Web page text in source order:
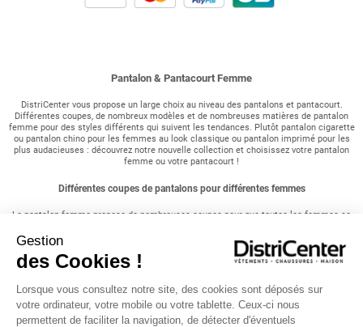
Gestion
des Cookies !
Lorsque vous consultez notre site, des cookies sont déposés sur
votre ordinateur, votre mobile ou votre tablette. Ceux-ci nous
permettent de faciliter la navigation, de détecter d'éventuels
Pantalon & Pantacourt Femme
DistriCenter vous propose un large choix au niveau des pantalons et pantacourt.
Différentes coupes, de nombreux modèles et de nombreuses matières de pantalon
femme pour des styles différents qui suivent les tendances. Plutôt pantalon cigarette
ou pantalon chino pour les femmes au look classique ou pantalon imprimé pour les
plus audacieuses : découvrez notre nouvelle collection et choisissez votre pantalon
femme ou votre pantacourt !
Différentes coupes de pantalons pour différentes femmes
Le pantalon femme propose de nombreuses coupes pour que toutes les femmes se
coupe près du corps, très ajustée au niveau des hanches et des cuisses pour un effet
allongeant. Cette coupe est aussi très présente dans les jeans et est très facile à
associer. Certaines préfèreront le skinny, encore plus resserré au niveau des chevilles
longues jambes. Le pantacourt peut se révéler très pratique à porter lors de la
période estival avec une tunique femme ou tout simplement avec un petit haut. Au
contraire, pour un look bohème, pensez au pantalon ample ou pantalon fluide associé
à un haut à motifs ethniques. Nous vous proposons également des pantalons plus